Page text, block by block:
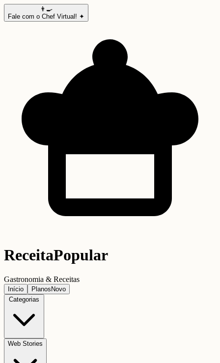
👨‍🍳
Fale com o Chef Virtual! ✦
ReceitaPopular
Gastronomia & Receitas
Início Planos Novo
Categorias
Web Stories